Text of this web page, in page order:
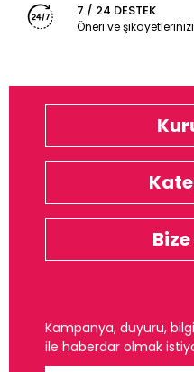
7 / 24 DESTEK
Öneri ve
Bize
Kampanya, duyuru,
ile haberdar olmak